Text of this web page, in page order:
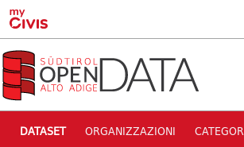
Skip to main content
DATASET ORGANIZZAZIONI